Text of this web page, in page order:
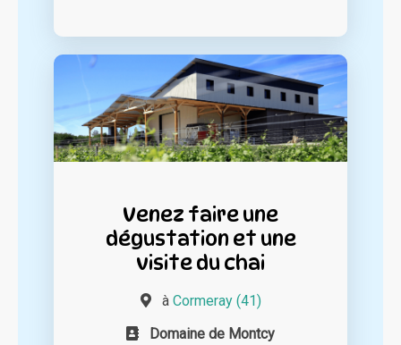
Venez faire une
dégustation et une
visite du chai
à Cormeray (41)
Domaine de Montcy